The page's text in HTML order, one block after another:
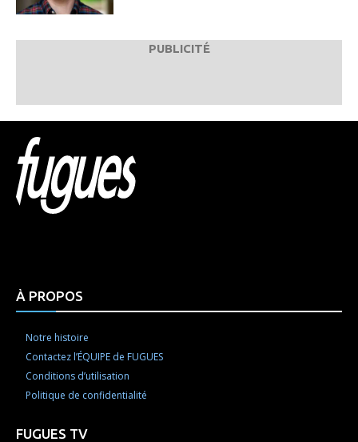
PUBLICITÉ
À PROPOS
Notre histoire
Contactez l’ÉQUIPE de FUGUES
Conditions d’utilisation
Politique de confidentialité
FUGUES TV